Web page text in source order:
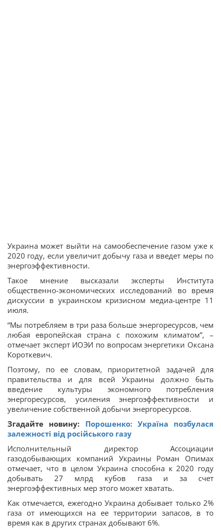
Украина может выйти на самообеспечение газом уже к
2020 году, если увеличит добычу газа и введет меры по
энергоэффективности.
Такое мнение высказали эксперты Института
общественно-экономических исследований во время
дискуссии в украинском кризисном медиа-центре 11
июля.
“Мы потребляем в три раза больше энергоресурсов, чем
любая европейская страна с похожим климатом”, –
отмечает эксперт ИОЭИ по вопросам энергетики Оксана
Короткевич.
Поэтому, по ее словам, приоритетной задачей для
правительства и для всей Украины должно быть
введение культуры экономного потребления
энергоресурсов, усиления энергоэффективности и
увеличение собственной добычи энергоресурсов.
Згадайте новину: Порошенко: Україна позбулася
залежності від російського газу
Исполнительный директор Ассоциации
газодобывающих компаний Украины Роман Опимах
отмечает, что в целом Украина способна к 2020 году
добывать 27 млрд кубов газа и за счет
энергоэффективных мер этого может хватать.
Как отмечается, ежегодно Украина добывает только 2%
газа от имеющихся на ее территории запасов, в то
время как в других странах добывают 6%.